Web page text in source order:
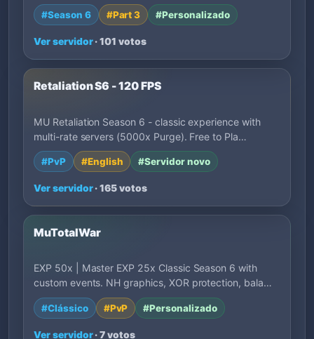
#Season 6 #Part 3 #Personalizado
Ver servidor· 101 votos
Retaliation S6 - 120 FPS
MU Retaliation Season 6 - classic experience with
multi-rate servers (5000x Purge). Free to Pla…
#PvP #English #Servidor novo
Ver servidor· 165 votos
MuTotalWar
EXP 50x | Master EXP 25x Classic Season 6 with
custom events. NH graphics, XOR protection, bala…
#Clássico #PvP #Personalizado
Ver servidor· 7 votos